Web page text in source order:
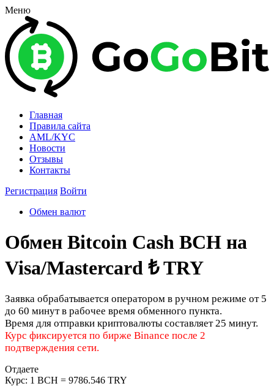
Меню
Главная
Правила сайта
AML/KYC
Новости
Отзывы
Контакты
Регистрация Войти
Обмен валют
Обмен Bitcoin Cash BCH на
Visa/Mastercard ₺ TRY
Заявка обрабатывается оператором в ручном режиме от 5
до 60 минут в рабочее время обменного пункта.
Время для отправки криптовалюты составляет 25 минут.
Курс фиксируется по бирже Binance после 2
подтверждения сети.
Отдаете
Курс: 1 BCH = 9786.546 TRY